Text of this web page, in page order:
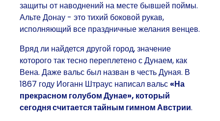
защиты от наводнений на месте бывшей поймы.
Альте Донау - это тихий боковой рукав,
исполняющий все праздничные желания венцев.
Вряд ли найдется другой город, значение
которого так тесно переплетено с Дунаем, как
Вена. Даже вальс был назван в честь Дуная. В
1867 году Иоганн Штраус написал вальс «На
прекрасном голубом Дунае», который
сегодня считается тайным гимном Австрии.